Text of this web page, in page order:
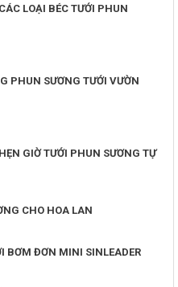
LOẠI BÉC TƯỚI PHUN
PHUN SƯƠNG TƯỚI VƯỜN
GIỜ TƯỚI PHUN SƯƠNG TỰ
CHO HOA LAN
BƠM ĐƠN MINI SINLEADER